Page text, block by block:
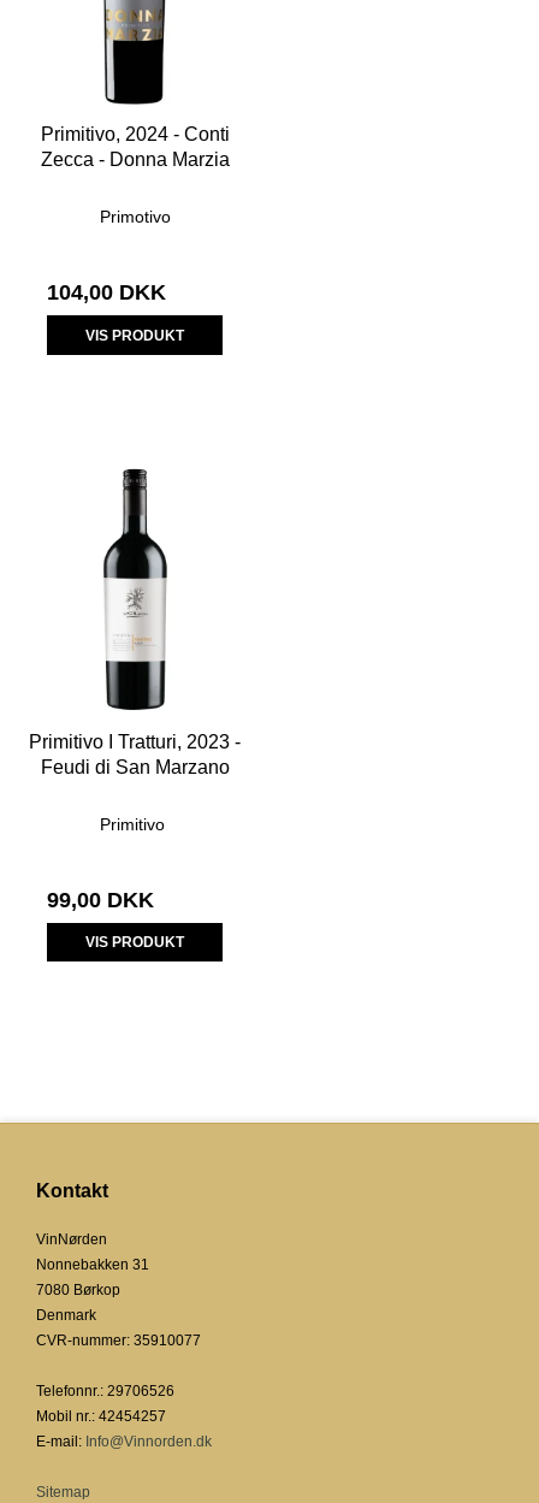
Primitivo, 2024 - Conti
Zecca - Donna Marzia
Primotivo
104,00 DKK
VIS PRODUKT
Primitivo I Tratturi, 2023 -
Feudi di San Marzano
Primitivo
99,00 DKK
VIS PRODUKT
Kontakt
VinNørden
Nonnebakken 31
7080 Børkop
Denmark
CVR-nummer: 35910077
Telefonnr.: 29706526
Mobil nr.: 42454257
E-mail: Info@Vinnorden.dk
Sitemap